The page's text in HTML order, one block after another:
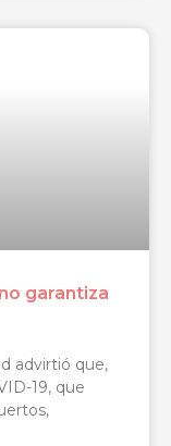
garantiza
advirtió que,
19, que